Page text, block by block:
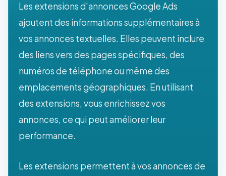
Les extensions d'annonces Google Ads
ajoutent des informations supplémentaires à
vos annonces textuelles. Elles peuvent inclure
des liens vers des pages spécifiques, des
numéros de téléphone ou même des
emplacements géographiques. En utilisant
des extensions, vous enrichissez vos
annonces, ce qui peut améliorer leur
performance.
Les extensions permettent à vos annonces de